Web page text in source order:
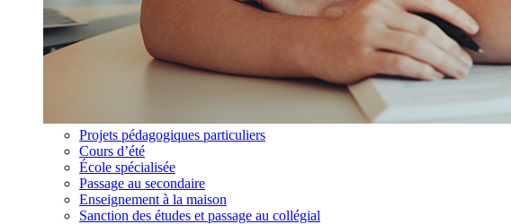
Projets pédagogiques particuliers
Cours d’été
École spécialisée
Passage au secondaire
Enseignement à la maison
Sanction des études et passage au collégial